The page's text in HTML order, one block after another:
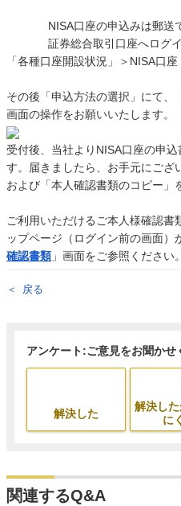
NISA口座の申込みは郵送
証券総合取引口座へログ
「各種口座開設状況」＞NISA口
その後「申込方法の選択」にて、
画面の操作をお願いいたします。
受付後、当社よりNISA口座の申
す。届きましたら、お手元にござ
および「本人確認書類のコピー」
ご利用いただけるご本人様確認書
ップページ（ログイン前の画面
確認書類 」画面をご参照ください。
戻る
アンケート:ご意見をお聞かせ
解決した
解決し
に
関連するQ&A